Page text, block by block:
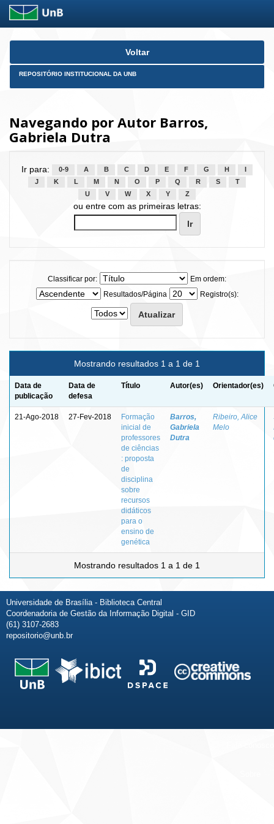
Skip
Voltar
REPOSITÓRIO INSTITUCIONAL DA UNB
Navegando por Autor Barros,
Gabriela Dutra
Ir para: 0-9 A B C D E F G H
J
K L M N O P Q R S
T
U
V W X Y Z
ou entre com as primeiras letras:
Classificar por:
Em ordem:
Resultados/Página
Registro(s):
Mostrando resultados 1 a 1 de 1
Data de
publicação
Data de
defesa
Título Autor(es) Orientador(es)
21-Ago-2018 27-Fev-2018
Formação
inicial de
professores
de ciências
: proposta
de
disciplina
sobre
recursos
didáticos
para o
ensino de
genética
Barros,
Gabriela
Dutra
Ribeiro, Alice
Melo
Mostrando resultados 1 a 1 de 1
Universidade de Brasília - Biblioteca Central
Coordenadoria de Gestão da Informação Digital - GID
(61) 3107-2683
repositorio@unb.br